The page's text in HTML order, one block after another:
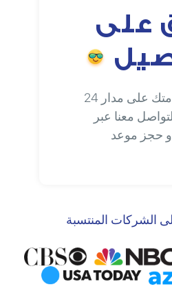
على
متواجدون لخدمتك على مدار 24
معنا عبر
حجز موعد
الشركات المنتسبة